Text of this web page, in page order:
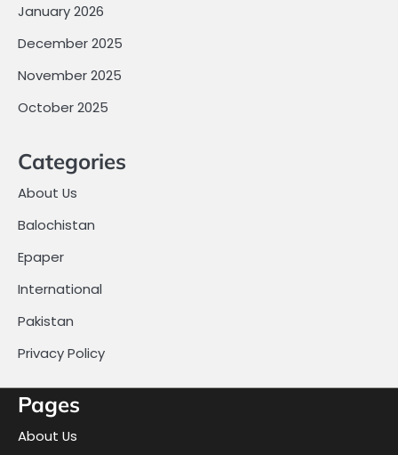
January 2026
December 2025
November 2025
October 2025
Categories
About Us
Balochistan
Epaper
International
Pakistan
Privacy Policy
Pages
About Us